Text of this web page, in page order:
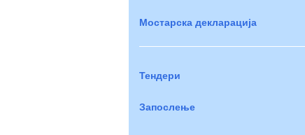
Мостарска декларација
Тендери
Запослење